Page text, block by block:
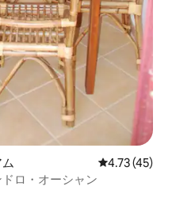
レビュー45
4.73 (45)
ロ・オーシャン